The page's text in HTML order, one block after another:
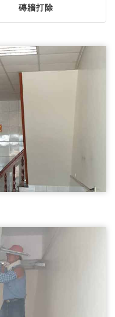
磚牆打除
板拆除